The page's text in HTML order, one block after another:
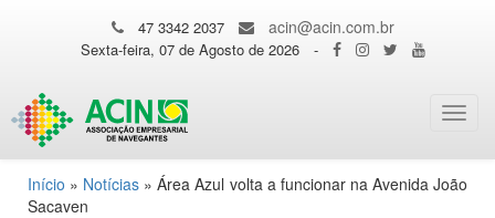
47 3342 2037 acin@acin.com.br
Sexta-feira, 07 de Agosto de 2026 -
Início » Notícias »Área Azul volta a funcionar na Avenida João
Sacaven